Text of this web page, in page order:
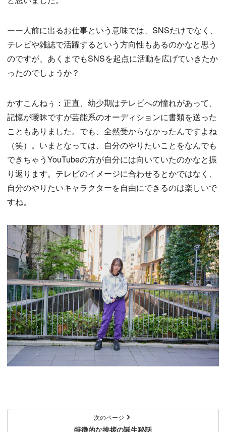
ーー人前に出るお仕事という意味では、SNSだけでなく、
テレビや雑誌で活躍するという方向性もあるのかなと思う
のですが、あくまでもSNSを起点に活動を広げていきたか
ったのでしょうか？
かすこんねぅ：正直、幼少期はテレビへの憧れがあって、
記憶が曖昧ですが芸能系のオーディションに書類を送った
こともありました。でも、全然受からなかったんですよね
（笑）。いまとなっては、自分のやりたいことをなんでも
できちゃうYouTubeの方が自分には向いていたのかなと振
り返ります。テレビのイメージに合わせるとかではなく、
自分のやりたいキャラクターを自由にできるのは楽しいで
すね。
次のページ
特徴的な挨拶の誕生秘話